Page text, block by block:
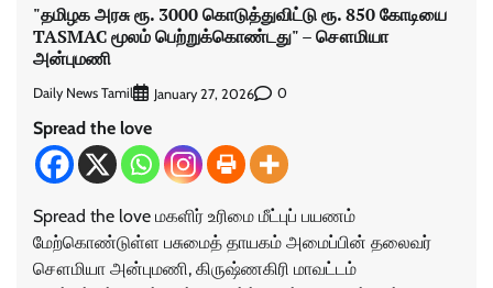
"தமிழக அரசு ரூ. 3000 கொடுத்துவிட்டு ரூ. 850 கோடியை
TASMAC மூலம் பெற்றுக்கொண்டது" – சௌமியா
அன்புமணி
Daily News Tamil January 27, 2026 0
Spread the love
Spread the love மகளிர் உரிமை மீட்புப் பயணம்
மேற்கொண்டுள்ள பசுமைத் தாயகம் அமைப்பின் தலைவர்
சௌமியா அன்புமணி, கிருஷ்ணகிரி மாவட்டம்